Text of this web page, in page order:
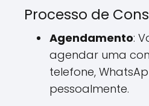
Processo de
Agendamento:
agendar uma
telefone,
pessoalmente.